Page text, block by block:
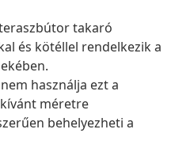
takaró
és kötéllel rendelkezik a
használja ezt a
méretre
behelyezheti a